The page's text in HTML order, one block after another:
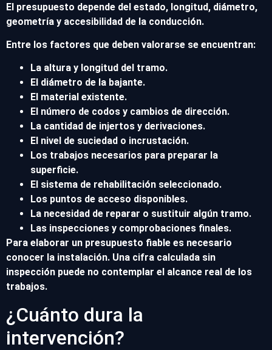
El presupuesto depende del estado, longitud, diámetro,
geometría y accesibilidad de la conducción.
Entre los factores que deben valorarse se encuentran:
La altura y longitud del tramo.
El diámetro de la bajante.
El material existente.
El número de codos y cambios de dirección.
La cantidad de injertos y derivaciones.
El nivel de suciedad o incrustación.
Los trabajos necesarios para preparar la
superficie.
El sistema de rehabilitación seleccionado.
Los puntos de acceso disponibles.
La necesidad de reparar o sustituir algún tramo.
Las inspecciones y comprobaciones finales.
Para elaborar un presupuesto fiable es necesario
conocer la instalación. Una cifra calculada sin
inspección puede no contemplar el alcance real de los
trabajos.
¿Cuánto dura la
intervención?